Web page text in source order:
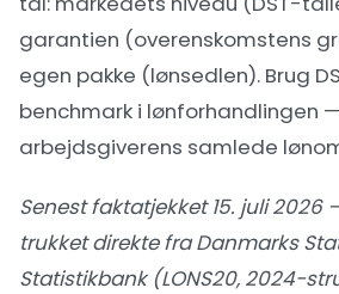
garantien (overenskomstens
egen pakke (lønsedlen). Brug
benchmark i lønforhandlingen
arbejdsgiverens samlede
Senest faktatjekket 15. juli 2026
trukket direkte fra Danmarks
Statistikbank (LONS20, 2024-